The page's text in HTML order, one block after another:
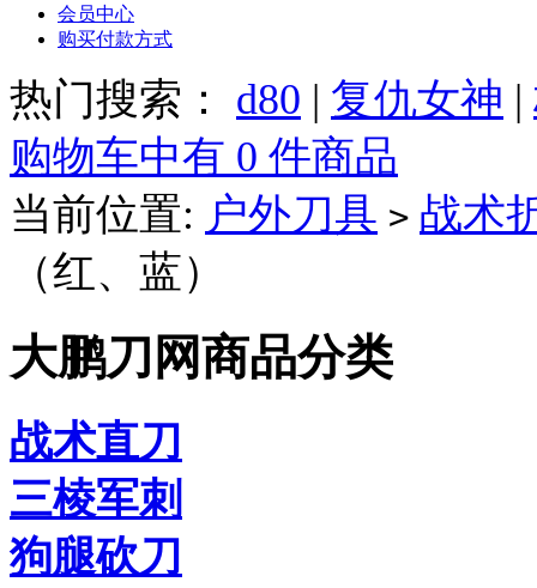
会员中心
购买付款方式
热门搜索： d80 | 复仇女神 |
购物车中有 0 件商品
当前位置: 户外刀具 > 战术
（红、蓝）
大鹏刀网商品分类
战术直刀
三棱军刺
狗腿砍刀